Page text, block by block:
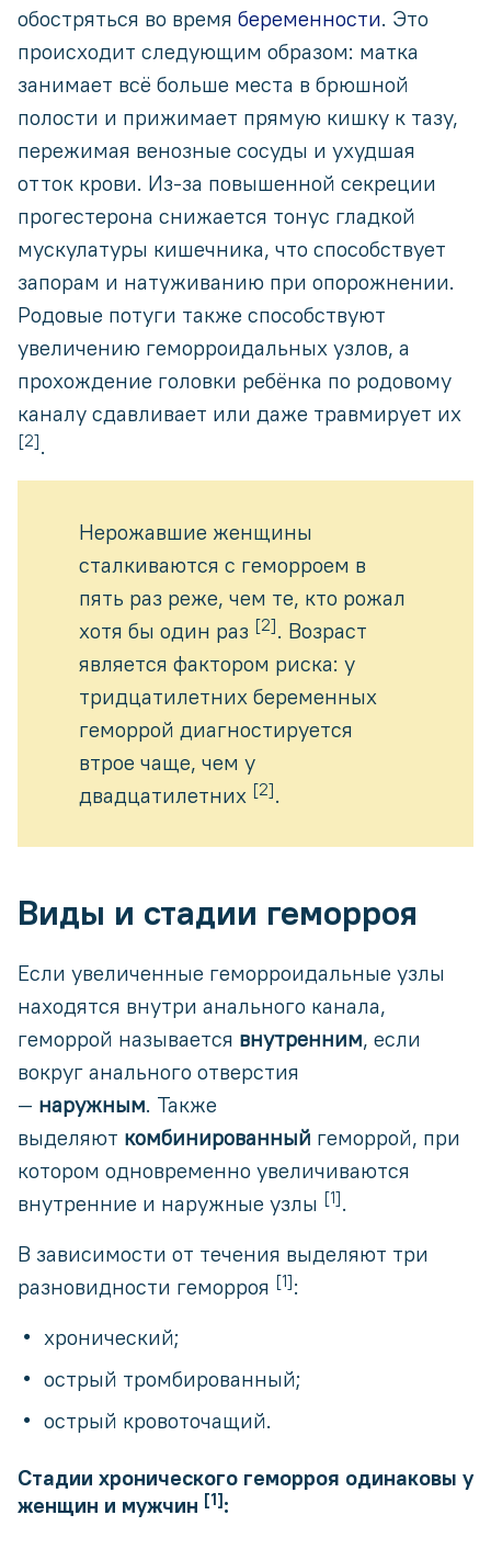
обостряться во время беременности. Это
происходит следующим образом: матка
занимает всё больше места в брюшной
полости и прижимает прямую кишку к тазу,
пережимая венозные сосуды и ухудшая
отток крови. Из-за повышенной секреции
прогестерона снижается тонус гладкой
мускулатуры кишечника, что способствует
запорам и натуживанию при опорожнении.
Родовые потуги также способствуют
увеличению геморроидальных узлов, а
прохождение головки ребёнка по родовому
каналу сдавливает или даже травмирует их
[2].
Нерожавшие женщины
сталкиваются с геморроем в
пять раз реже, чем те, кто рожал
хотя бы один раз [2]. Возраст
является фактором риска: у
тридцатилетних беременных
геморрой диагностируется
втрое чаще, чем у
двадцатилетних [2].
Виды и стадии геморроя
Если увеличенные геморроидальные узлы
находятся внутри анального канала,
геморрой называется внутренним, если
вокруг анального отверстия
— наружным. Также
выделяют комбинированный геморрой, при
котором одновременно увеличиваются
внутренние и наружные узлы [1].
В зависимости от течения выделяют три
разновидности геморроя [1]:
хронический;
острый тромбированный;
острый кровоточащий.
Стадии хронического геморроя одинаковы у
женщин и мужчин [1]: